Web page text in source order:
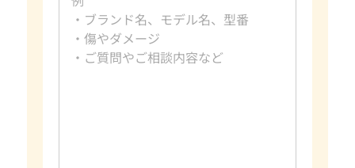
旅行、読書
日々是好日
好きなブランドダイヤモンド・宝石
過去の買取品例10カラットダイヤモンド